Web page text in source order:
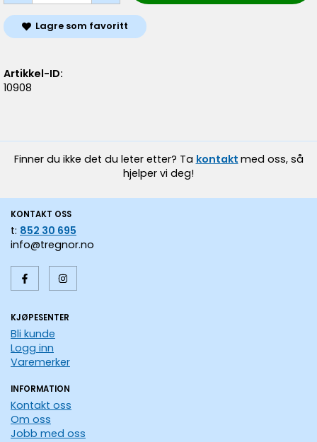
Lagre som favoritt
Artikkel-ID:
10908
Finner du ikke det du leter etter? Ta kontakt med oss, så
hjelper vi deg!
KONTAKT OSS
t: 852 30 695
info@tregnor.no
KJØPESENTER
Bli kunde
Logg inn
Varemerker
INFORMATION
Kontakt oss
Om oss
Jobb med oss